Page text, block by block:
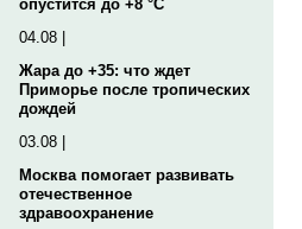
опустится до +8 °C
04.08 |
Жара до +35: что ждет
Приморье после тропических
дождей
03.08 |
Москва помогает развивать
отечественное
здравоохранение